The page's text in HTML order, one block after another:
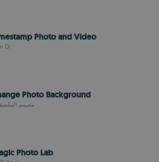
Photo and Video
Di
Photo Background
مصمم
Photo Lab